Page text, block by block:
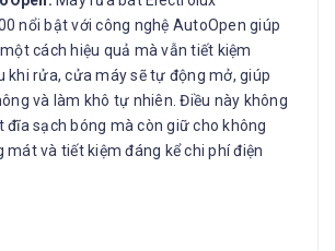
nổi bật với công nghệ AutoOpen giúp
cách hiệu quả mà vẫn tiết kiệm
khi rửa, cửa máy sẽ tự động mở, giúp
và làm khô tự nhiên. Điều này không
đĩa sạch bóng mà còn giữ cho không
mát và tiết kiệm đáng kể chi phí điện